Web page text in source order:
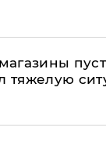
тяжелую